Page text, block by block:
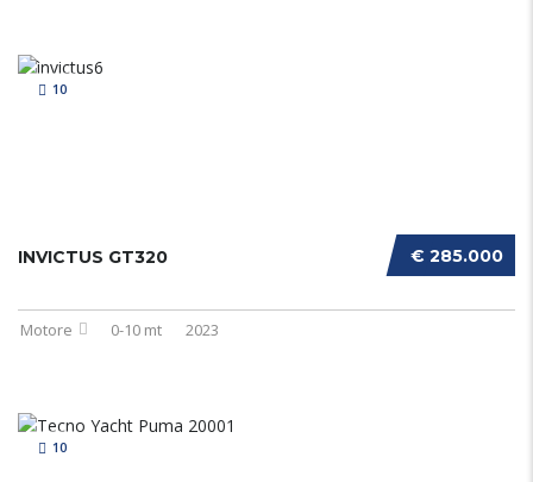
10
€ 285.000
INVICTUS GT320
Motore 0-10 mt 2023
10